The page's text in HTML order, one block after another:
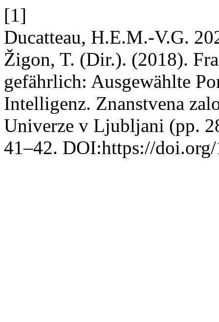
[1]
Ducatteau, H.E.M.-V.G.
Žigon, T. (Dir.). (2018).
gefährlich: Ausgewählte
Intelligenz. Znanstvena
Univerze v Ljubljani (pp.
41–42. DOI:https://